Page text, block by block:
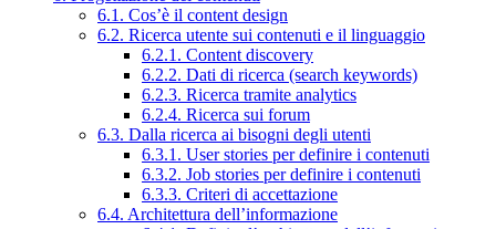
6.1. Cos’è il content design
6.2. Ricerca utente sui contenuti e il linguaggio
6.2.1. Content discovery
6.2.2. Dati di ricerca (search keywords)
6.2.3. Ricerca tramite analytics
6.2.4. Ricerca sui forum
6.3. Dalla ricerca ai bisogni degli utenti
6.3.1. User stories per definire i contenuti
6.3.2. Job stories per definire i contenuti
6.3.3. Criteri di accettazione
6.4. Architettura dell’informazione